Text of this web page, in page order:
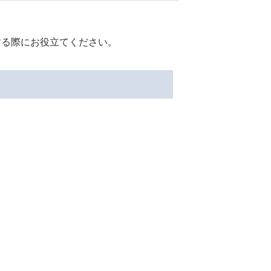
際にお役立てください。